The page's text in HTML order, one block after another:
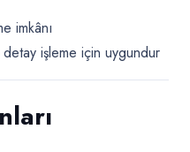
imkânı
işleme için uygundur